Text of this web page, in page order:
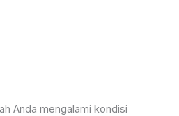
Anda mengalami kondisi